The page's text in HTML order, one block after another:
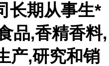
长期从事生*
品,香精香料,
产,研究和销